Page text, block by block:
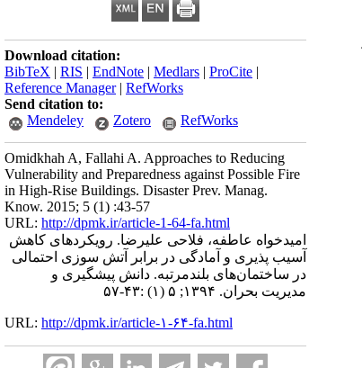
Download citation:
BibTeX | RIS | EndNote | Medlars | ProCite |
Reference Manager| RefWorks
Send citation to:
Mendeley
Zotero RefWorks
Omidkhah A, Fallahi A. Approaches to Reducing
Vulnerability and Preparedness against Possible Fire
in High-Rise Buildings. Disaster Prev. Manag.
Know. 2015; 5 (1) :43-57
URL: http://dpmk.ir/article-1-64-fa.html
امیدخواه عاطفه، فلاحی علیرضا. رویکردهای کاهش
آسیب پذیری و آمادگی در برابر آتش سوزی احتمالی
در ساختمان‌های بلندمرتبه. دانش پیشگیری و
مدیریت بحران. ۱۳۹۴; ۵ (۱) :۴۳-۵۷
URL: http://dpmk.ir/article-۱-۶۴-fa.html